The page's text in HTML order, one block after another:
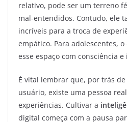
relativo, pode ser um terreno
mal-entendidos. Contudo, ele
incríveis para a troca de
empático. Para adolescentes,
esse espaço com consciência
É vital lembrar que, por trás
usuário, existe uma pessoa
experiências. Cultivar a
digital começa com a pausa